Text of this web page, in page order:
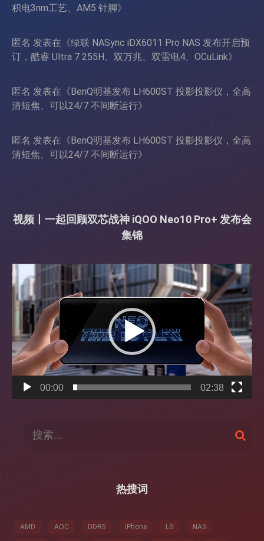
积电3nm工艺、AM5 针脚》
匿名 发表在《绿联 NASync iDX6011 Pro NAS 发布开启预
订，酷睿 Ultra 7 255H、双万兆、双雷电4、OCuLink》
匿名 发表在《BenQ明基发布 LH600ST 投影投影仪，全高
清短焦、可以24/7 不间断运行》
匿名 发表在《BenQ明基发布 LH600ST 投影投影仪，全高
清短焦、可以24/7 不间断运行》
视频丨一起回顾双芯战神 iQOO Neo10 Pro+ 发布会
集锦
视
频
播
放
器
00:00 02:38
搜
索
热搜词
AMD AOC DDR5 iPhone LG NAS